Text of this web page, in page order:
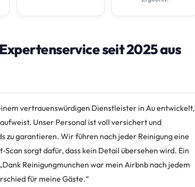
seit 2025 aus
vertrauenswürdigen Dienstleister in Au entwickelt,
Unser Personal ist voll versichert und
zu garantieren. Wir führen nach jeder Reinigung eine
sorgt dafür, dass kein Detail übersehen wird. Ein
Reinigungmunchen war mein Airbnb nach jedem
für meine Gäste.“